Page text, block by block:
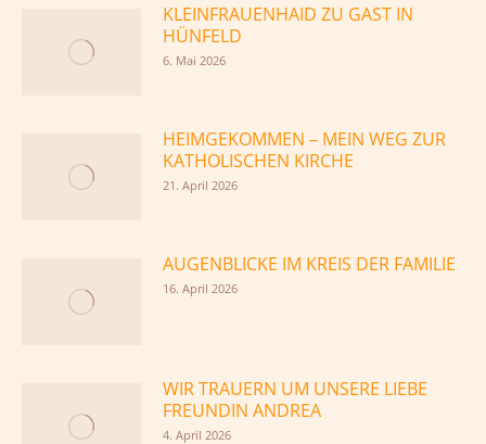
KLEINFRAUENHAID ZU GAST IN
HÜNFELD
6. Mai 2026
HEIMGEKOMMEN – MEIN WEG ZUR
KATHOLISCHEN KIRCHE
21. April 2026
AUGENBLICKE IM KREIS DER FAMILIE
16. April 2026
WIR TRAUERN UM UNSERE LIEBE
FREUNDIN ANDREA
4. April 2026